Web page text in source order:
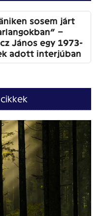
sosem járt
–
János egy 1973-
adott interjúban